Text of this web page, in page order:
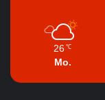
26 ℃
Mo.